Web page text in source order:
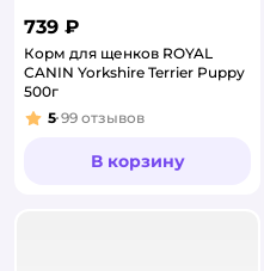
739 ₽
Корм для щенков ROYAL
CANIN Yorkshire Terrier Puppy
500г
Рейтинг:
5 99 отзывов
В корзину